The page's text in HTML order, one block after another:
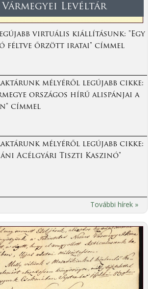
Levéltár
virtuális kiállításunk: "Egy
féltve őrzött iratai" címmel
mélyéről legújabb cikke:
országos hírű alispánjai a
címmel
mélyéről legújabb cikke:
Acélgyári Tiszti Kaszinó"
További hírek »